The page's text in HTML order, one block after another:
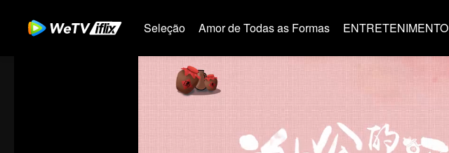
Seleção Amor de Todas as Formas ENTRETENIMENTO